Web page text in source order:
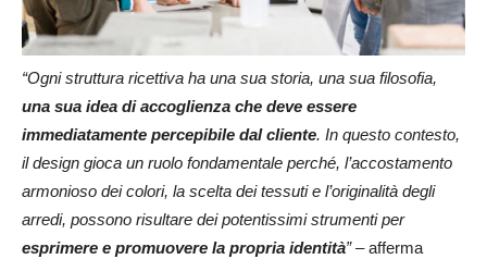
“Ogni struttura ricettiva ha una sua storia, una sua filosofia,
una sua idea di accoglienza che deve essere
immediatamente percepibile dal cliente. In questo contesto,
il design gioca un ruolo fondamentale perché, l’accostamento
armonioso dei colori, la scelta dei tessuti e l’originalità degli
arredi, possono risultare dei potentissimi strumenti per
esprimere e promuovere la propria identità” –afferma